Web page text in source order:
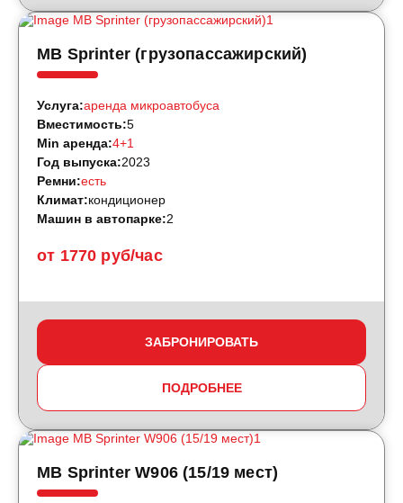
MB Sprinter (грузопассажирский)
от 1770 руб/час
Услуга:аренда микроавтобуса
Вместимость:5
Min аренда:4+1
Год выпуска:2023
Ремни:есть
Климат:кондиционер
Машин в автопарке:2
ЗАБРОНИРОВАТЬ
ПОДРОБНЕЕ
MB Sprinter W906 (15/19 мест)